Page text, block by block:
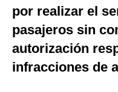
México
España
Internacional
por realizar el
pasajeros sin
autorización
infracciones de